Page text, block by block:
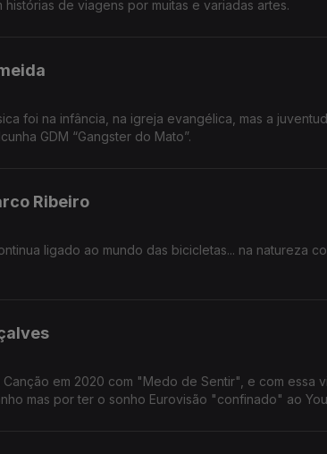
histórias de viagens por muitas e variadas artes.
foi na infância, na igreja evangélica, mas a
GDM “Gangster do Mato”.
Ribeiro
ligado ao mundo das bicicletas... na natureza
em 2020 com "Medo de Sentir", e com essa vitória
mas por ter o sonho Eurovisão "confinado" ao